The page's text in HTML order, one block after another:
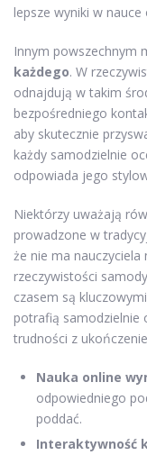
lepsze wyniki w nauce
Innym powszechnym
każdego. W
odnajdują w takim
bezpośredniego
aby skutecznie
każdy samodzielnie
odpowiada jego
Niektórzy uważają
prowadzone w
że nie ma
rzeczywistości
czasem są
potrafią samodzielnie
trudności z
Nauka online
odpowiedniego
poddać.
Interaktywność